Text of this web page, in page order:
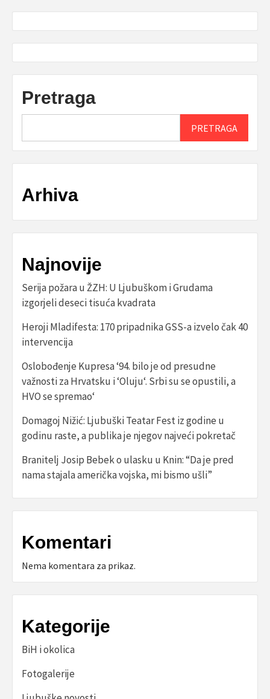
Pretraga
PRETRAGA
Arhiva
Najnovije
Serija požara u ŽZH: U Ljubuškom i Grudama
izgorjeli deseci tisuća kvadrata
Heroji Mladifesta: 170 pripadnika GSS-a izvelo čak 40
intervencija
Oslobođenje Kupresa ‘94. bilo je od presudne
važnosti za Hrvatsku i ‘Oluju‘. Srbi su se opustili, a
HVO se spremao‘
Domagoj Nižić: Ljubuški Teatar Fest iz godine u
godinu raste, a publika je njegov najveći pokretač
Branitelj Josip Bebek o ulasku u Knin: “Da je pred
nama stajala američka vojska, mi bismo ušli”
Komentari
Nema komentara za prikaz.
Kategorije
BiH i okolica
Fotogalerije